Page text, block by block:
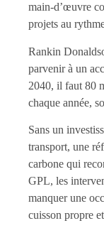
main-d’œuvre
projets au
Rankin
parvenir à un
2040, il faut 80
chaque année,
Sans un
transport, une
carbone qui
GPL, les
manquer une
cuisson propre